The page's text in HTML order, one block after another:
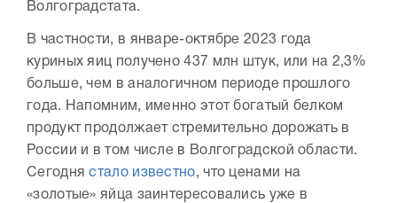
Волгоградстата.
В частности, в январе-октябре 2023 года
куриных яиц получено 437 млн штук, или на 2,3%
больше, чем в аналогичном периоде прошлого
года. Напомним, именно этот богатый белком
продукт продолжает стремительно дорожать в
России и в том числе в Волгоградской области.
Сегоднястало известно, что ценами на
«золотые» яйца заинтересовались уже в